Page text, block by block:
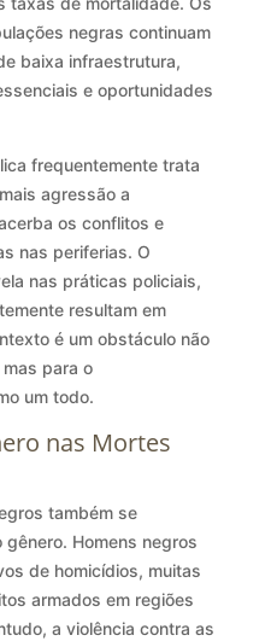
negras continuam
baixa infraestrutura,
e oportunidades
frequentemente trata
agressão a
os conflitos e
nas periferias. O
nas práticas policiais,
resultam em
é um obstáculo não
para o
um todo.
nas Mortes
também se
Homens negros
de homicídios, muitas
armados em regiões
a violência contra as